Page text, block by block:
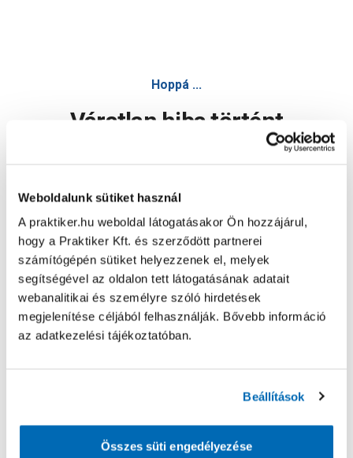
Weboldalunk sütiket használ
A praktiker.hu weboldal látogatásakor Ön hozzájárul,
hogy a Praktiker Kft. és szerződött partnerei
számítógépén sütiket helyezzenek el, melyek
segítségével az oldalon tett látogatásának adatait
webanalitikai és személyre szóló hirdetések
megjelenítése céljából felhasználják. Bővebb információ
az adatkezelési tájékoztatóban.
Beállítások
Összes süti engedélyezése
Hoppá ...
Váratlan hiba történt
Oldal újratöltése